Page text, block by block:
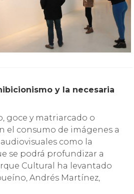
goce y matriarcado o
el consumo de imágenes a
como la
se podrá profundizar a
Cultural ha levantado
Andrés Martínez,